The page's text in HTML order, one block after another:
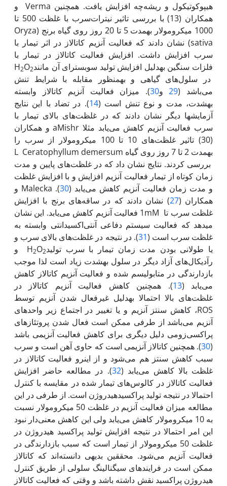
هیپوکوتیکول و ریشه‌چه افزایش یافت. همچنین Verma و
همکاران (13) با بررسی تاثیر نیترات‌سرب با غلظت 500 تا
1000 میکرومولار به‏مدت 5 تا 20 روز روی گیاه برنج (Oryza
sativa) نشان دادند که فعالیت آنزیم کاتالاز در اثر تیمار با
سرب افزایش داشت.‌ افزایش فعالیت کاتالاز در تیمار با
فلزات سنگین به‏دلیل افزایش تولید سوبسترای آن مانندH
2O2
در سلول‌های گیاهی و به‏منظور مقابله با شرایط تنش
می‌باشد (29و30). میزان فعالیت آنزیم کاتالاز وابسته
به‏شدت، مدت و نوع تنش است (14). در تضاد با این نتایج
آزمایش‏ها دیگر نشان دادند که در غلظت‌های بالای‌ تیمار با
سرب فعالیت آنزیم کاهش می‌یابد مثلا a‌Mishr و همکاران
(30) تاثیر غلظت‌های 10 تا 100 میکرومولار از سرب را
به‏مدت 2 تا 7 روز روی گیاه L Ceratophyllum demersum
بررسی کردند. نتایج نشان داد که در غلظت‌های پایین و مدت
زمان کوتاه از تیمار فعالیت آنزیم افزایش و با افزایش غلظت
و مدت زمان فعالیت آنزیم کاهش می‌یابد (30
). Malecka و
همکاران (27) نشان دادند که در ساقه‌های برنج با افزایش
غلظت سرب تا 1mM فعالیت آنزیم کاهش می‌یابد. این نشان
می‏دهد که فعالیت سیستم دفاعی آنتی‌اکسیدانتی وابسته به
غلظت سرب است (31). در نتیجه در غلظت‌های بالای سرب و
یا طولانی بودن مدت زمان تیمار با سرب تولیدH
2O2
و
رآدیکال‌های آزاد دیگر در سلول به‏شدت زیاد است لذا موجب
بازدارندگی در متابولیسم شده و فعالیت آنزیم کاتالاز کاهش
می‌یابد (13). همچنین کاهش فعالیت آنزیم کاتالاز در
غلظت‌های بالا احتمالا به‏دلیل غیرفعال شدن آنزیم توسط
ROS، کاهش سنتز آنزیم و یا تغییر در اجتماع زیر واحدهای
آنزیم می‌باشد از طرفی ممکن است فعال شدن پروتئازهای
پراکسی‌زومی دلیل دیگری برای کاهش فعالیت آنزیمی باشد
(
30). همچنین کاتالاز آنزیمی است که حاوی آهن است و سرب
سبب کاهش سنتز هم می‌شود و از این‏رو فعالیت کاتالاز در
غلظت بالا کاهش می‌یابد (32). در مطالعه حاضر افزایش
فعالیت کاتالاز در کالوس‌های تیمار شده در مقایسه با کنترل
احتمالا در نتیجه تولید پراکسید‌هیدروژن است. از طرفی در این
مطالعه میزان فعالیت آنزیم در غلظت 50 میکرومولار نسبت
به 10 میکرومولار کاهش می‌یابد ولی این کاهش معنی‌دار نبود
این امر احتمالا در نتیجه افزایش تولید پراکسید هیدروژن در
غلظت 50 میکرومولار از تیمار است که سبب بازدارندگی در
فعالیت آنزیم می‌شود. محققین بدیهی دانسته‌اند که کاتالاز
ممکن است در فرایندهای سیگنالینگ سلولی از طریق کنترل
هیدروژن پراکسید نقش داشته باشد و وقتی که فعالیت کاتالاز